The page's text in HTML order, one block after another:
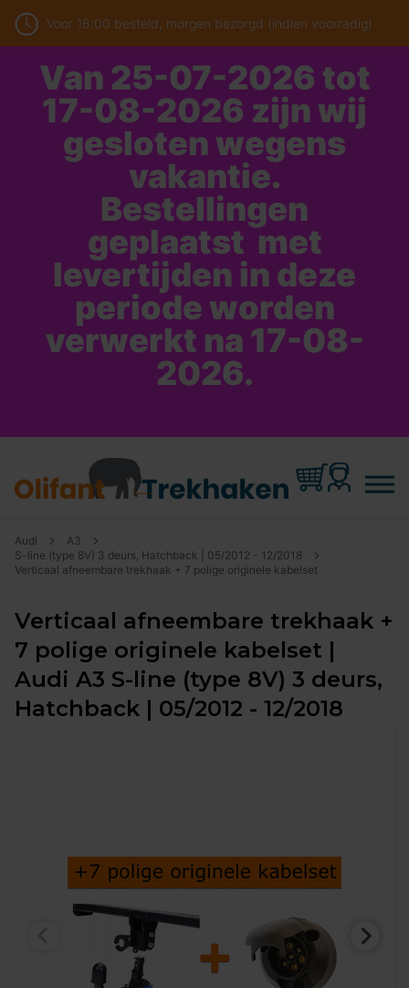
Voor 16:00 besteld, morgen bezorgd (indien voorradig)
Van 25-07-2026 tot
17-08-2026 zijn wij
gesloten wegens
vakantie.
Bestellingen
geplaatst met
levertijden in deze
periode worden
verwerkt na 17-08-
2026.
Audi
A3
S-line (type 8V) 3 deurs, Hatchback | 05/2012 - 12/2018
Verticaal afneembare trekhaak + 7 polige originele kabelset
Verticaal afneembare trekhaak +
7 polige originele kabelset |
Audi A3 S-line (type 8V) 3 deurs,
Hatchback | 05/2012 - 12/2018